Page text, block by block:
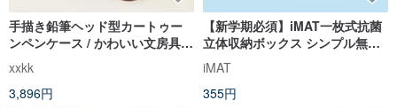
手描き鉛筆ヘッド型カートゥー
ンペンケース / かわいい文房具収
納 / 学生やオフィスへのギフト
xxkk
3,896円
【新学期必須】iMAT一枚式抗菌
立体収納ボックス シンプル無印
DIY折りたたみ式 組み立て
iMAT
355円